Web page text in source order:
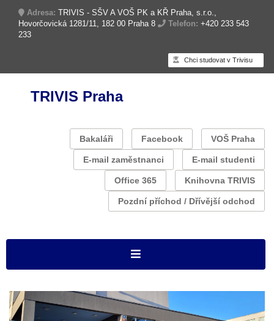
Adresa: TRIVIS - SŠV A VOŠ PK a KŘ Praha, s.r.o.,
Hovorčovická 1281/11, 182 00 Praha 8
Telefon: +420 233 543
233
Chci studovat v Trivisu
TRIVIS Praha
Bakaláři Facebook VOŠ Praha
E-mail zaměstnanci E-mail studenti
Office 365 Knihovna TRIVIS
Pozdní příchod / Dřívější odchod